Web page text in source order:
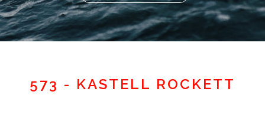
573 - KASTELL ROCKETT